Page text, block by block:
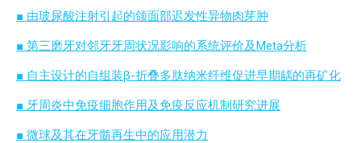
■ 由玻尿酸注射引起的颌面部迟发性异物肉芽肿
■ 第三磨牙对邻牙牙周状况影响的系统评价及Meta分析
■ 自主设计的自组装β-折叠多肽纳米纤维促进早期龋的再矿化
■ 牙周炎中免疫细胞作用及免疫反应机制研究进展
■ 微球及其在牙髓再生中的应用潜力